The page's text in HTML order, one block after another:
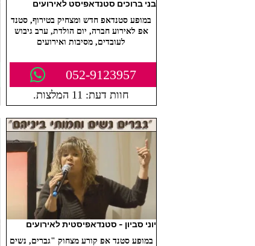
בני ברוכים סטנדאפיסט לאירועים
במופע סטנדאפ חדש ומצחיק בטירוף, סטנד
אפ לאירוע חברה, יום הולדת, ערב גיבוש
לעובדים, מסיבות ואירועים
052-9123957
חוות דעת: 11 המלצות.
יוני סביון - סטנדאפיסטית לאירועים
במופע סטנד אפ קורע מצחוק "גברים, נשים